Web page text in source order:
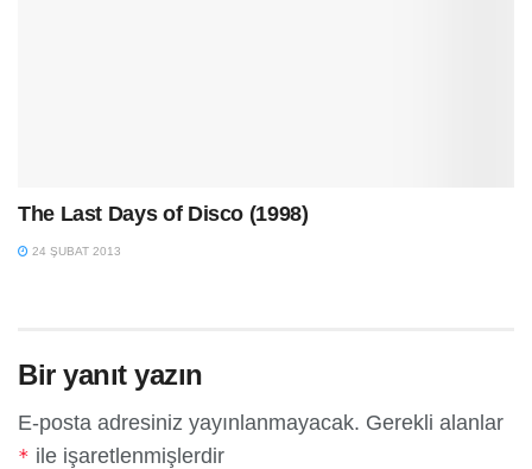
The Last Days of Disco (1998)
24 ŞUBAT 2013
Bir yanıt yazın
E-posta adresiniz yayınlanmayacak. Gerekli alanlar
* ile işaretlenmişlerdir